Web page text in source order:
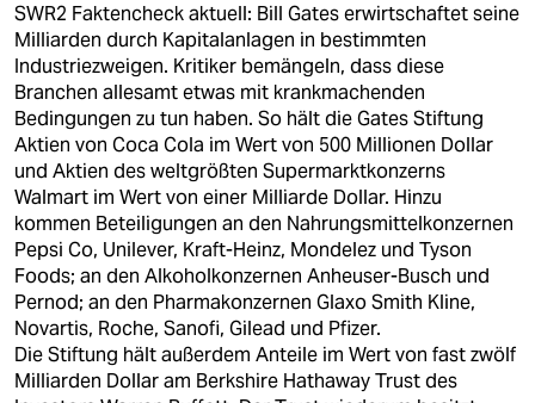
abo
genossenschaft
epaper login
SWR2 Faktencheck aktuell: Bill Gates erwirtschaftet seine
Milliarden durch Kapitalanlagen in bestimmten
Industriezweigen. Kritiker bemängeln, dass diese
Branchen allesamt etwas mit krankmachenden
Bedingungen zu tun haben. So hält die Gates Stiftung
Aktien von Coca Cola im Wert von 500 Millionen Dollar
und Aktien des weltgrößten Supermarktkonzerns
Walmart im Wert von einer Milliarde Dollar. Hinzu
kommen Beteiligungen an den Nahrungsmittelkonzernen
Pepsi Co, Unilever, Kraft-Heinz, Mondelez und Tyson
Foods; an den Alkoholkonzernen Anheuser-Busch und
Pernod; an den Pharmakonzernen Glaxo Smith Kline,
Novartis, Roche, Sanofi, Gilead und Pfizer.
Die Stiftung hält außerdem Anteile im Wert von fast zwölf
Milliarden Dollar am Berkshire Hathaway Trust des